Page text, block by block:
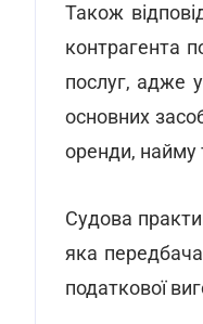
Також
контрагента
послуг, адже
основних
оренди, найму
Судова
яка
податкової